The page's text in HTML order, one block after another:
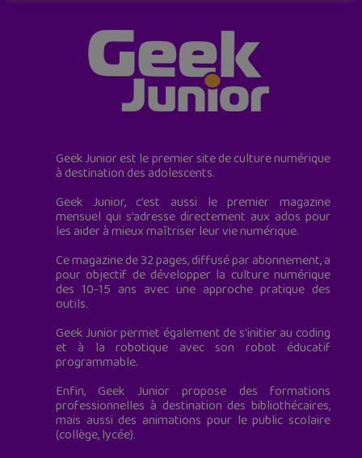
Geek Junior est le premier site de culture numérique
à destination des adolescents.
Geek Junior, c’est aussi le premier magazine
mensuel qui s’adresse directement aux ados pour
les aider à mieux maîtriser leur vie numérique.
Ce magazine de 32 pages, diffusé par abonnement, a
pour objectif de développer la culture numérique
des 10-15 ans avec une approche pratique des
outils.
Geek Junior permet également de s'initier au coding
et à la robotique avec son robot éducatif
programmable.
Enfin, Geek Junior propose des formations
professionnelles à destination des bibliothécaires,
mais aussi des animations pour le public scolaire
(collège, lycée).